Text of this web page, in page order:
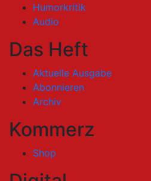
Humorkritik
Audio
Das Heft
Aktuelle Ausgabe
Abonnieren
Archiv
Kommerz
Shop